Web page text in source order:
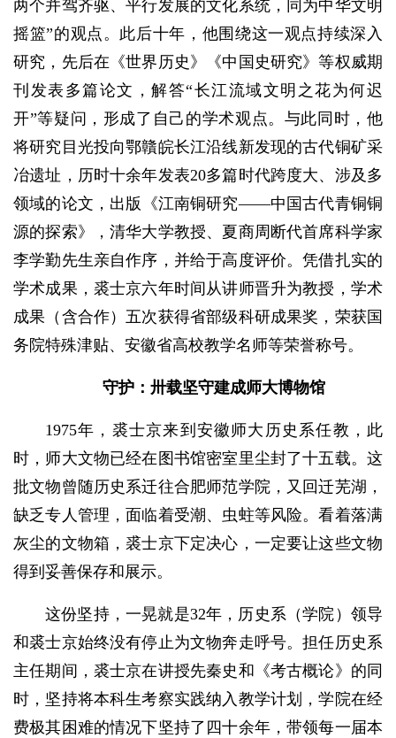
两个并驾齐驱、平行发展的文化系统，同为中华文明
摇篮”的观点。此后十年，他围绕这一观点持续深入
研究，先后在《世界历史》《中国史研究》等权威期
刊发表多篇论文，解答“长江流域文明之花为何迟
开”等疑问，形成了自己的学术观点。与此同时，他
将研究目光投向鄂贛皖长江沿线新发现的古代铜矿采
冶遗址，历时十余年发表20多篇时代跨度大、涉及多
领域的论文，出版《江南铜研究——中国古代青铜铜
源的探索》，清华大学教授、夏商周断代首席科学家
李学勤先生亲自作序，并给于高度评价。凭借扎实的
学术成果，裘士京六年时间从讲师晋升为教授，学术
成果（含合作）五次获得省部级科研成果奖，荣获国
务院特殊津贴、安徽省高校教学名师等荣誉称号。
守护：卅载坚守建成师大博物馆
1975年，裘士京来到安徽师大历史系任教，此
时，师大文物已经在图书馆密室里尘封了十五载。这
批文物曾随历史系迁往合肥师范学院，又回迁芜湖，
缺乏专人管理，面临着受潮、虫蛀等风险。看着落满
灰尘的文物箱，裘士京下定决心，一定要让这些文物
得到妥善保存和展示。
这份坚持，一晃就是32年，历史系（学院）领导
和裘士京始终没有停止为文物奔走呼号。担任历史系
主任期间，裘士京在讲授先秦史和《考古概论》的同
时，坚持将本科生考察实践纳入教学计划，学院在经
费极其困难的情况下坚持了四十余年，带领每一届本